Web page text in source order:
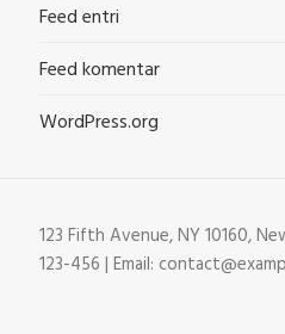
Feed entri
Feed komentar
WordPress.org
123 Fifth Avenue, NY 10160,
123-456 | Email: